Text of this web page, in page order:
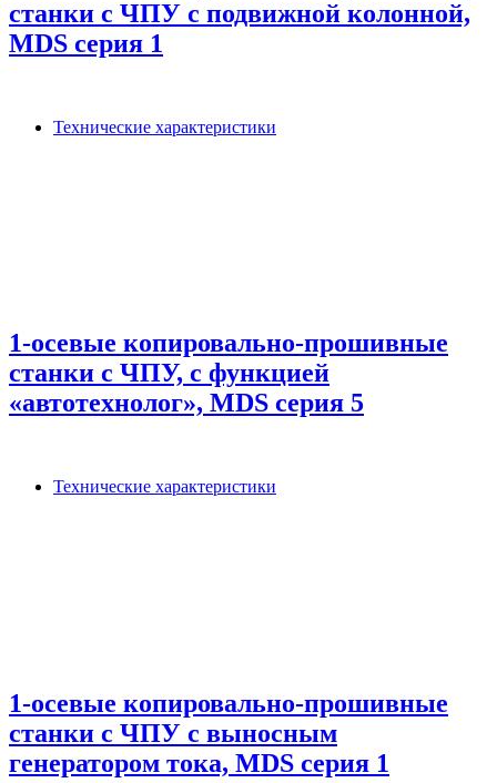
станки с ЧПУ с подвижной колонной,
MDS серия 1
Технические характеристики
1-осевые копировально-прошивные
станки с ЧПУ, с функцией
«автотехнолог», MDS серия 5
Технические характеристики
1-осевые копировально-прошивные
станки с ЧПУ с выносным
генератором тока, MDS серия 1